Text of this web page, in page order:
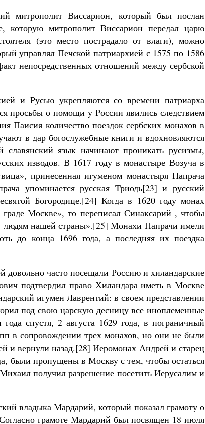
митрополит Виссарион, который был послан
которую митрополит Виссарион передал царю
(это место пострадало от влаги), можно
управлял Печской патриархией с 1575 по 1586
непосредственных отношений между сербской
и Русью укрепляются со времени патриарха
просьбы о помощи у России явились следствием
Паисия количество поездок сербских монахов в
в дар богослужебные книги и вдохновляются
язык начинают проникать русизмы,
изводов. В 1617 году в монастыре Возуча в
принесенная игуменом монастыря Папрача
упоминается русская Триодь[23] и русский
Богородице.[24] Когда в 1620 году монах
Москве», то переписал Синаксарий , чтобы
людям нашей страны».[25] Монахи Папрачи имели
до конца 1696 года, а последняя их поездка
часто посещали Россию и хиландарские
подтвердил право Хиландара иметь в Москве
игумен Лаврентий: в своем представлении
под свою царскую десницу все иноплеменные
спустя, 2 августа 1629 года, в пограничный
в сопровождении трех монахов, но они не были
и вернули назад.[28] Иеромонах Андрей и старец
были пропущены в Москву с тем, чтобы остаться
получил разрешение посетить Иерусалим и
владыка Мардарий, который показал грамоту о
грамоте Мардарий был посвящен 18 июля